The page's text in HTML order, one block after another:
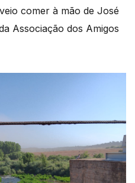
comer à mão de José
Associação dos Amigos